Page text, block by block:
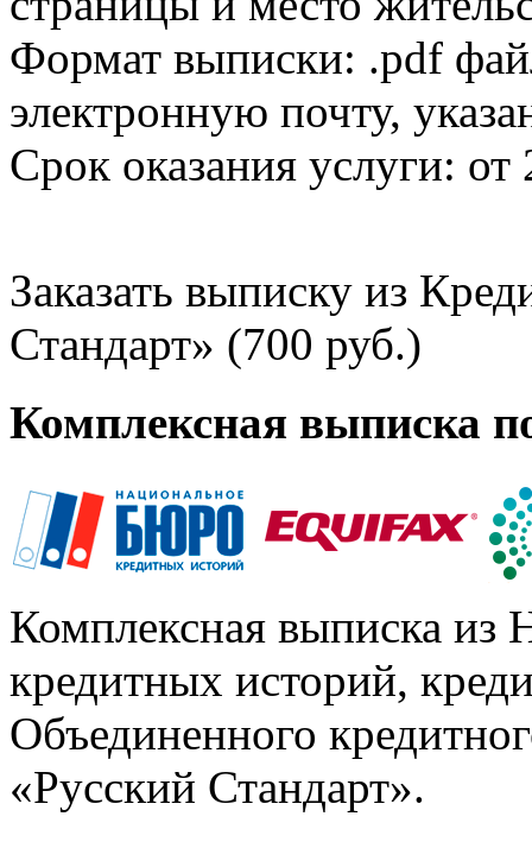
Формат выписки: .pdf
электронную почту,
Срок оказания услуги: от
Заказать выписку из
Стандарт» (700 руб.)
Комплексная выписка
Комплексная выписка из
кредитных историй,
Объединенного
«Русский Стандарт».